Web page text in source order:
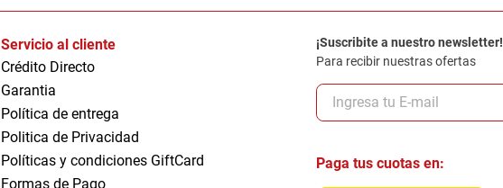
Servicio al cliente
Crédito Directo
Garantia
Política de entrega
Politica de Privacidad
Políticas y condiciones GiftCard
Formas de Pago
¡Suscribite a nuestro newsletter!
Para recibir nuestras ofertas
Paga tus cuotas en: